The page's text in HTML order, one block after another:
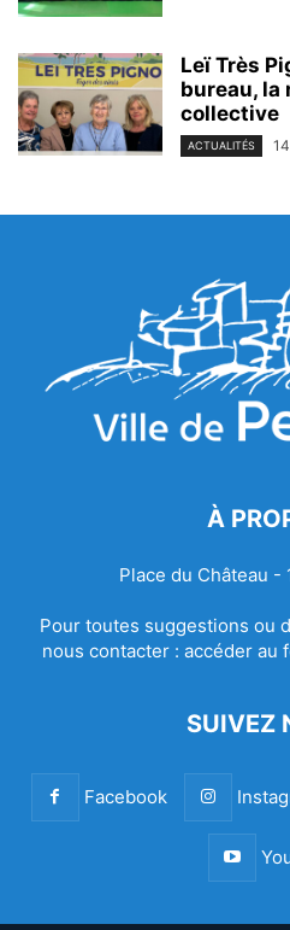
Leï Très
bureau, la
collective
ACTUALITÉS
À
Place du Château -
Pour toutes suggestions ou
nous contacter : accéder au
SUIVEZ
Facebook